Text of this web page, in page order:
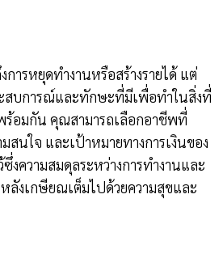
ารหยุดทำงานหรือสร้างรายได้ แต่
สบการณ์และทักษะที่มีเพื่อทำในสิ่งที่
ร้อมกัน คุณสามารถเลือกอาชีพที่
สนใจ และเป้าหมายทางการเงินของ
งความสมดุลระหว่างการทำงานและ
ลังเกษียณเต็มไปด้วยความสุขและ